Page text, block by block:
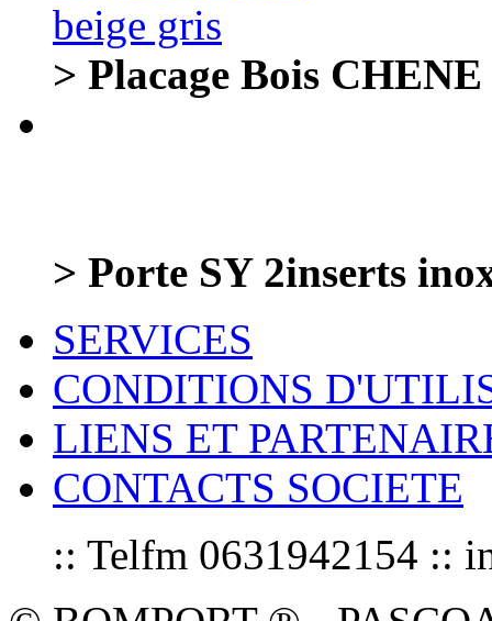
> Placage Bois
> Porte SY 2inserts
SERVICES
CONDITIONS
LIENS ET
CONTACTS SOCIETE
:: Telfm 0631942154 ::